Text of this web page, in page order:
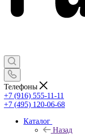
Телефоны
+7 (916) 555-11-11
+7 (495) 120-06-68
Каталог
Назад